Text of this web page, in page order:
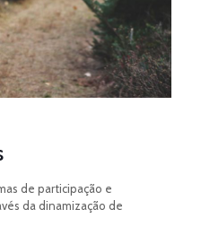
de participação e
da dinamização de